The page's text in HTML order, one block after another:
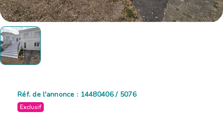
Réf. de l'annonce : 14480406 / 5076
Exclusif